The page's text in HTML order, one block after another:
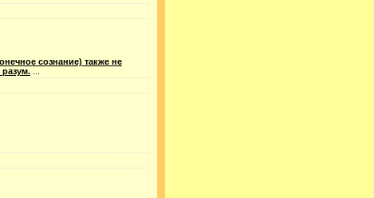
сознание) также не